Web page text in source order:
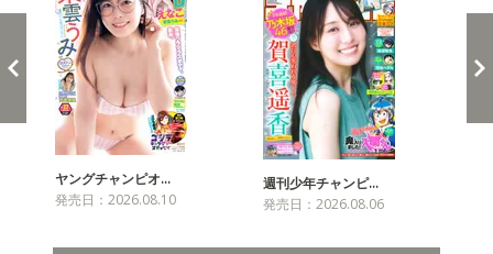
ヤングチャンピオ…
発売日：2026.08.10
週刊少年チャンピ…
発売日：2026.08.06